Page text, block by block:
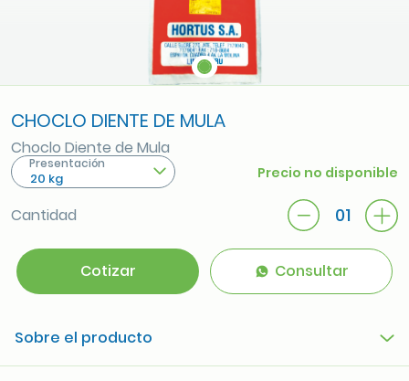
CHOCLO DIENTE DE MULA
Choclo Diente de Mula
20 kg
Presentación
Precio no disponible
Cantidad 01
Cotizar Consultar
Sobre el producto